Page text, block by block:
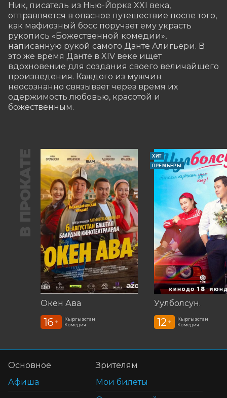
Ник, писатель из Нью-Йорка XXI века,
отправляется в опасное путешествие после того,
как мафиозный босс поручает ему украсть
рукопись «Божественной комедии»,
написанную рукой самого Данте Алигьери. В
это же время Данте в XIV веке ищет
вдохновение для создания своего величайшего
произведения. Каждого из мужчин
неосознанно связывает через время их
одержимость любовью, красотой и
божественным.
В ПРОКАТЕ
Окен Ава
16 +
Кыргызстан
Комедия
ХИТ
ПРЕМЬЕРЫ
Уулболсун.
12 +
Кыргызстан
Комедия
Основное
Афиша
Зрителям
Мои билеты